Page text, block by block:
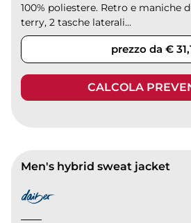
100% poliestere. Retro e maniche
terry, 2 tasche laterali...
prezzo da €
CALCOLA
Men's hybrid sweat jacket